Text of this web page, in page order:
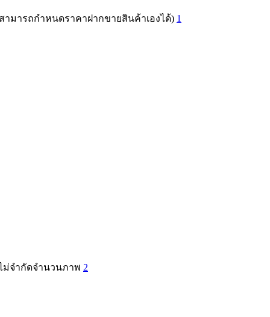
มารถกำหนดราคาฝากขายสินค้าเองได้) 1
ม่จำกัดจำนวนภาพ 2